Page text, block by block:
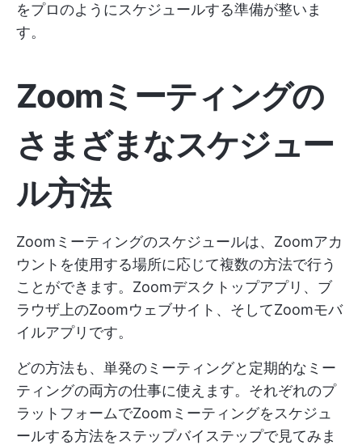
をプロのようにスケジュールする準備が整いま
す。
Zoomミーティングの
さまざまなスケジュー
ル方法
Zoomミーティングのスケジュールは、Zoomアカ
ウントを使用する場所に応じて複数の方法で行う
ことができます。Zoomデスクトップアプリ、ブ
ラウザ上のZoomウェブサイト、そしてZoomモバ
イルアプリです。
どの方法も、単発のミーティングと定期的なミー
ティングの両方の仕事に使えます。それぞれのプ
ラットフォームでZoomミーティングをスケジュ
ールする方法をステップバイステップで見てみま